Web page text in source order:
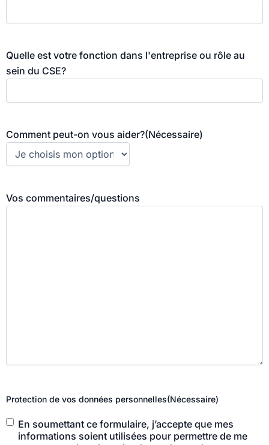
Quelle est votre fonction dans l'entreprise ou rôle au
sein du CSE?
Comment peut-on vous aider?(Nécessaire)
Vos commentaires/questions
Protection de vos données personnelles(Nécessaire)
En soumettant ce formulaire, j’accepte que mes
informations soient utilisées pour permettre de me